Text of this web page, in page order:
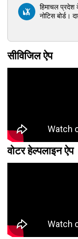
हिमाचल प्रदेश
नोटिस बोर्ड।
सीविजिल ऐप
वोटर हेल्पलाइन ऐप